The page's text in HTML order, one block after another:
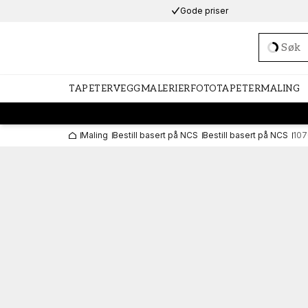
Gode priser
TAPETERVEGGMALERIERFOTOTAPETERMALING
Maling Bestill basert på NCS Bestill basert på NCS